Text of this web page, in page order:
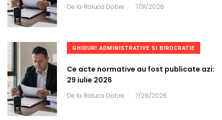
De la Raluca Dobre . 7/31/2026
GHIDURI ADMINISTRATIVE SI BIROCRATIE
Ce acte normative au fost publicate azi:
29 iulie 2026
De la Raluca Dobre . 7/29/2026